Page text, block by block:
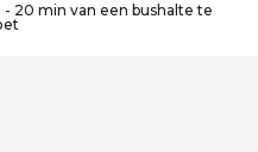
- 20 min van een bushalte te